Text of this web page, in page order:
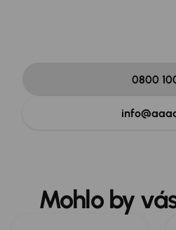
0800
Mohlo by